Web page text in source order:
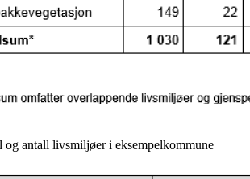
og antall livsmiljøer i eksempelkommune